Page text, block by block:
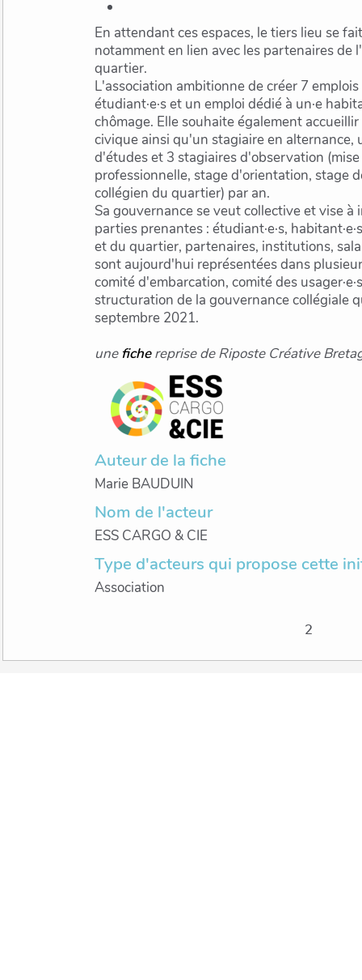
En attendant ces espaces, le tiers lieu se
notamment en lien avec les partenaires de
quartier.
L'association ambitionne de créer 7
étudiant·e·s et un emploi dédié à un·e
chômage. Elle souhaite également
civique ainsi qu'un stagiaire en alternance,
d'études et 3 stagiaires d'observation
professionnelle, stage d'orientation, stage
collégien du quartier) par an.
Sa gouvernance se veut collective et vise
parties prenantes : étudiant·e·s,
et du quartier, partenaires, institutions,
sont aujourd'hui représentées dans
comité d'embarcation, comité des
structuration de la gouvernance collégiale
septembre 2021.
une fichereprise de Riposte Créative
Auteur de la fiche
Marie BAUDUIN
Nom de l'acteur
ESS CARGO & CIE
Type d'acteurs qui propose cette
Association